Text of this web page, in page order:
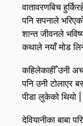
वातावरणबिच
पनि सपनाले
शान्त जीवनले
कथाले नयाँ मोड
कहिलेकाहीँ उनी
पनि उनी टोलाएर
पीडा लुकेको थियो |
देवियानीका बाबा